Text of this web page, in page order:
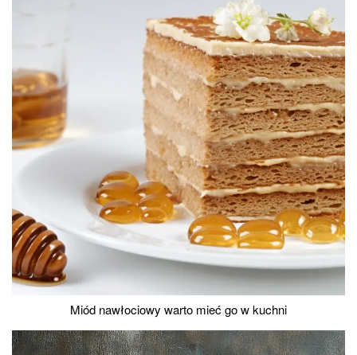
Miód nawłociowy warto mieć go w kuchni